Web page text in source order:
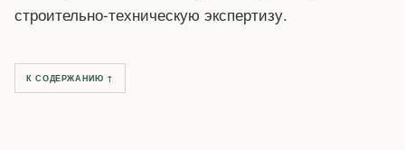
строительно-техническую экспертизу.
К СОДЕРЖАНИЮ ↑